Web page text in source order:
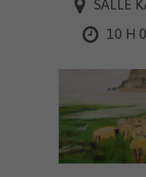
SALLE
10 H